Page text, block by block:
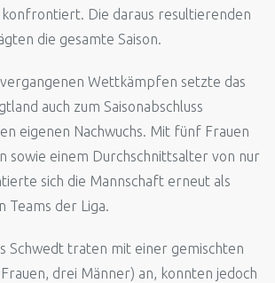
Die daraus resultierenden
die gesamte Saison.
Wettkämpfen setzte das
auch zum Saisonabschluss
eigenen Nachwuchs. Mit fünf Frauen
sowie einem Durchschnittsalter von nur
sich die Mannschaft erneut als
Teams der Liga.
Schwedt traten mit einer gemischten
drei Männer) an, konnten jedoch